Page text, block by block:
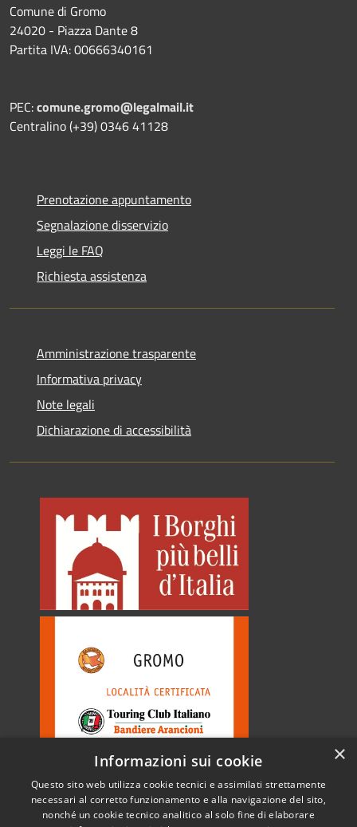
Comune di Gromo
24020 - Piazza Dante 8
Partita IVA: 00666340161
PEC:comune.gromo@legalmail.it
Centralino (+39) 0346 41128
Prenotazione appuntamento
Segnalazione disservizio
Leggi le FAQ
Richiesta assistenza
Amministrazione trasparente
Informativa privacy
Note legali
Dichiarazione di accessibilità
×
Informazioni sui cookie
Questo sito web utilizza cookie tecnici e assimilati strettamente
necessari al corretto funzionamento e alla navigazione del sito,
nonché un cookie tecnico analitico al solo fine di elaborare